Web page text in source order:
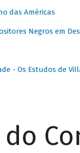
das Américas
Negros em
- Os Estudos de